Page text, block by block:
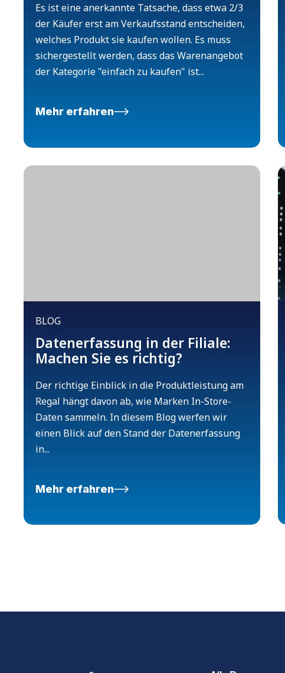
Es ist eine anerkannte Tatsache, dass etwa 2/3
der Käufer erst am Verkaufsstand entscheiden,
welches Produkt sie kaufen wollen. Es muss
sichergestellt werden, dass das Warenangebot
der Kategorie "einfach zu kaufen" ist...
Mehr erfahren
BLOG
Datenerfassung in der Filiale:
Machen Sie es richtig?
Der richtige Einblick in die Produktleistung am
Regal hängt davon ab, wie Marken In-Store-
Daten sammeln. In diesem Blog werfen wir
einen Blick auf den Stand der Datenerfassung
in...
Mehr erfahren